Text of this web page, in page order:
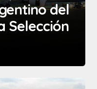
del
Selección